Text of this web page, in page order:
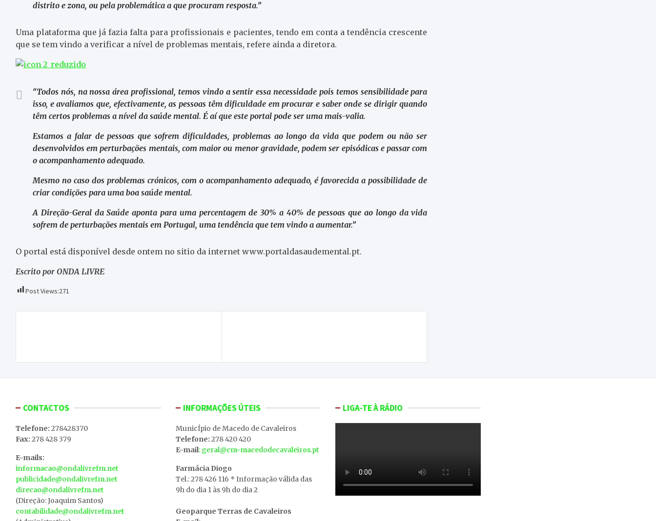
distrito e zona, ou pela problemática a que procuram resposta.”
Uma plataforma que já fazia falta para profissionais e pacientes, tendo em conta a tendência crescente
que se tem vindo a verificar a nível de problemas mentais, refere ainda a diretora.
“Todos nós, na nossa área profissional, temos vindo a sentir essa necessidade pois temos sensibilidade para
isso, e avaliamos que, efectivamente, as pessoas têm dificuldade em procurar e saber onde se dirigir quando
têm certos problemas a nível da saúde mental. É aí que este portal pode ser uma mais-valia.
Estamos a falar de pessoas que sofrem dificuldades, problemas ao longo da vida que podem ou não ser
desenvolvidos em perturbações mentais, com maior ou menor gravidade, podem ser episódicas e passar com
o acompanhamento adequado.
Mesmo no caso dos problemas crónicos, com o acompanhamento adequado, é favorecida a possibilidade de
criar condições para uma boa saúde mental.
A Direção-Geral da Saúde aponta para uma percentagem de 30% a 40% de pessoas que ao longo da vida
sofrem de perturbações mentais em Portugal, uma tendência que tem vindo a aumentar.”
O portal está disponível desde ontem no sitio da internet www.portaldasaudemental.pt.
Escrito por ONDA LIVRE
Post Views:271
artigos
CONTACTOS
Telefone: 278428370
Fax: 278 428 379
E-mails:
informacao@ondalivrefm.net
publicidade@ondalivrefm.net
direcao@ondalivrefm.net
(Direção: Joaquim Santos)
contabilidade@ondalivrefm.net
INFORMAÇÕES ÚTEIS
MunicÍpio de Macedo de Cavaleiros
Telefone: 278 420 420
E-mail: geral@cm-macedodecavaleiros.pt
Farmácia Diogo
Tel.: 278 426 116 * Informação válida das
9h do dia 1 às 9h do dia 2
Geoparque Terras de Cavaleiros
LIGA-TE À RÁDIO